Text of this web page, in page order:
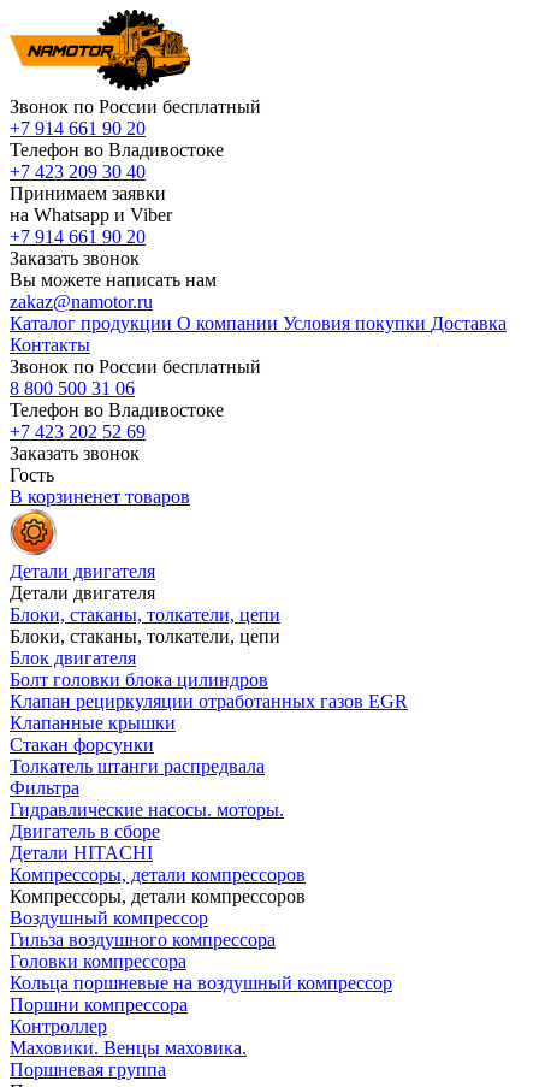
Звонок по России бесплатный
+7 914 661 90 20
Телефон во Владивостоке
+7 423 209 30 40
Принимаем заявки
на Whatsapp и Viber
+7 914 661 90 20
Заказать звонок
Вы можете написать нам
zakaz@namotor.ru
Каталог продукции О компании Условия покупки Доставка
Контакты
Звонок по России бесплатный
8 800 500 31 06
Телефон во Владивостоке
+7 423 202 52 69
Заказать звонок
Гость
В корзиненет товаров
Детали двигателя
Детали двигателя
Блоки, стаканы, толкатели, цепи
Блоки, стаканы, толкатели, цепи
Блок двигателя
Болт головки блока цилиндров
Клапан рециркуляции отработанных газов EGR
Клапанные крышки
Стакан форсунки
Толкатель штанги распредвала
Фильтра
Гидравлические насосы. моторы.
Двигатель в сборе
Детали HITACHI
Компрессоры, детали компрессоров
Компрессоры, детали компрессоров
Воздушный компрессор
Гильза воздушного компрессора
Головки компрессора
Кольца поршневые на воздушный компрессор
Поршни компрессора
Контроллер
Маховики. Венцы маховика.
Поршневая группа